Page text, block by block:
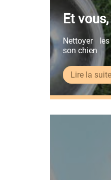
Et
es la
Nettoyer
son chien
Lire la suite